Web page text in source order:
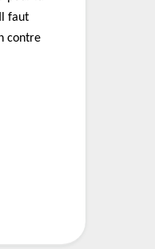
faut
contre